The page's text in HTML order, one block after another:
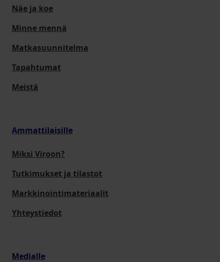
Näe ja koe
Minne mennä
Matkasuunnitelma
Tapahtumat
Meistä
Ammattilaisille
Miksi Viroon?
Tutkimukset ja tilastot
Markkinointimateriaalit
Yhteystiedot
Medialle